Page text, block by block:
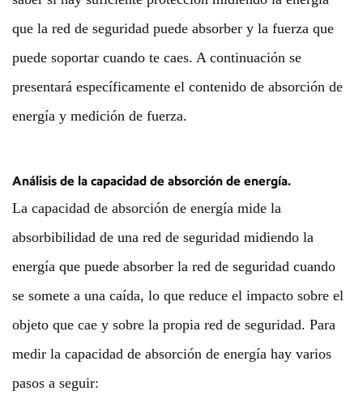
que la red de seguridad puede absorber y la fuerza que
puede soportar cuando te caes. A continuación se
presentará específicamente el contenido de absorción de
energía y medición de fuerza.
Análisis de la capacidad de absorción de energía.
La capacidad de absorción de energía mide la
absorbibilidad de una red de seguridad midiendo la
energía que puede absorber la red de seguridad cuando
se somete a una caída, lo que reduce el impacto sobre el
objeto que cae y sobre la propia red de seguridad. Para
medir la capacidad de absorción de energía hay varios
pasos a seguir: